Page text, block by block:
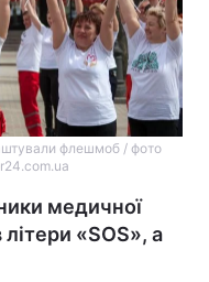
флешмоб / фото
медичної
«SOS», а